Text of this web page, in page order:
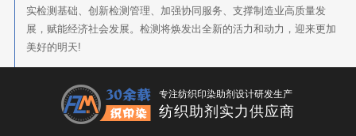
实检测基础、创新检测管理、加强协同服务、支撑制造业高质量发
展，赋能经济社会发展。检测将焕发出全新的活力和动力，迎来更加
美好的明天!
专注纺织印染助剂设计研发生产
纺织助剂实力供应商